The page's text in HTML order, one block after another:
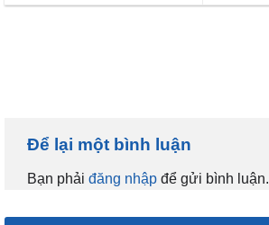
Để lại một bình luận
Bạn phải đăng nhập để gửi bình luận.